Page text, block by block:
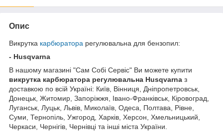
Опис
Викрутка карбюратора регулювальна для бензопил:
- Husqvarna
В нашому магазині "Сам Собі Сервіс" Ви можете купити
викрутка карбюратора регулювальна Husqvarna з
доставкою по всій Україні: Київ, Вінниця, Дніпропетровськ,
Донецьк, Житомир, Запоріжжя, Івано-Франківськ, Кіровоград,
Луганськ, Луцьк, Львів, Миколаїв, Одеса, Полтава, Рівне,
Суми, Тернопіль, Ужгород, Харків, Херсон, Хмельницький,
Черкаси, Чернігів, Чернівці та інші міста України.